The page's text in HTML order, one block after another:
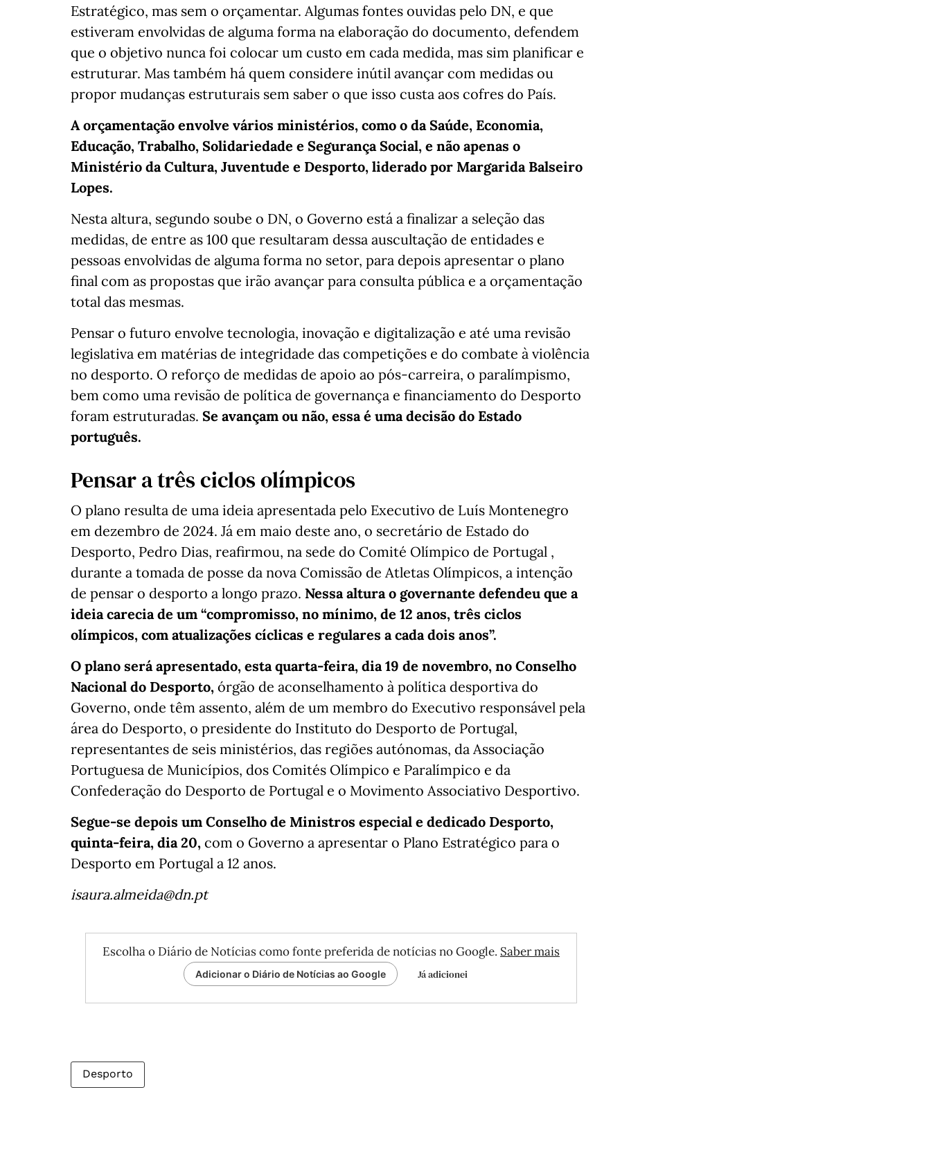
Estratégico, mas sem o orçamentar. Algumas fontes ouvidas pelo DN, e que
estiveram envolvidas de alguma forma na elaboração do documento, defendem
que o objetivo nunca foi colocar um custo em cada medida, mas sim planificar e
estruturar. Mas também há quem considere inútil avançar com medidas ou
propor mudanças estruturais sem saber o que isso custa aos cofres do País.
A orçamentação envolve vários ministérios, como o da Saúde, Economia,
Educação, Trabalho, Solidariedade e Segurança Social, e não apenas o
Ministério da Cultura, Juventude e Desporto, liderado por Margarida Balseiro
Lopes.
Nesta altura, segundo soube o DN, o Governo está a finalizar a seleção das
medidas, de entre as 100 que resultaram dessa auscultação de entidades e
pessoas envolvidas de alguma forma no setor, para depois apresentar o plano
final com as propostas que irão avançar para consulta pública e a orçamentação
total das mesmas.
Pensar o futuro envolve tecnologia, inovação e digitalização e até uma revisão
legislativa em matérias de integridade das competições e do combate à violência
no desporto. O reforço de medidas de apoio ao pós-carreira, o paralímpismo,
bem como uma revisão de política de governança e financiamento do Desporto
foram estruturadas. Se avançam ou não, essa é uma decisão do Estado
português.
Pensar a três ciclos olímpicos
O plano resulta de uma ideia apresentada pelo Executivo de Luís Montenegro
em dezembro de 2024. Já em maio deste ano, o secretário de Estado do
Desporto, Pedro Dias, reafirmou, na sede do Comité Olímpico de Portugal ,
durante a tomada de posse da nova Comissão de Atletas Olímpicos, a intenção
de pensar o desporto a longo prazo. Nessa altura o governante defendeu que a
ideia carecia de um “compromisso, no mínimo, de 12 anos, três ciclos
olímpicos, com atualizações cíclicas e regulares a cada dois anos”.
O plano será apresentado, esta quarta-feira, dia 19 de novembro, no Conselho
Nacional do Desporto, órgão de aconselhamento à política desportiva do
Governo, onde têm assento, além de um membro do Executivo responsável pela
área do Desporto, o presidente do Instituto do Desporto de Portugal,
representantes de seis ministérios, das regiões autónomas, da Associação
Portuguesa de Municípios, dos Comités Olímpico e Paralímpico e da
Confederação do Desporto de Portugal e o Movimento Associativo Desportivo.
Segue-se depois um Conselho de Ministros especial e dedicado Desporto,
quinta-feira, dia 20, com o Governo a apresentar o Plano Estratégico para o
Desporto em Portugal a 12 anos.
isaura.almeida@dn.pt
Escolha o Diário de Notícias como fonte preferida de notícias no Google. Saber mais
Adicionar o Diário de Notícias ao Google Já adicionei
Desporto